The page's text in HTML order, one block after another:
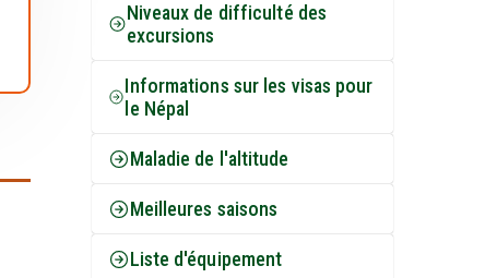
Niveaux de difficulté des
excursions
Informations sur les visas pour
le Népal
Maladie de l'altitude
Meilleures saisons
Liste d'équipement